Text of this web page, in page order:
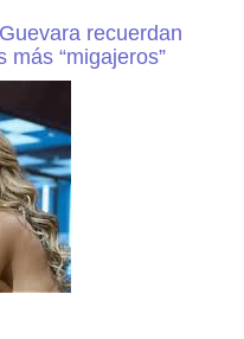
recuerdan
“migajeros”